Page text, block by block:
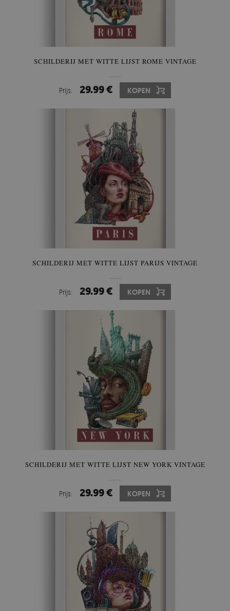
SCHILDERIJ MET WITTE LIJST ROME VINTAGE
Prijs: 29.99 € KOPEN
SCHILDERIJ MET WITTE LIJST PARIJS VINTAGE
Prijs: 29.99 € KOPEN
SCHILDERIJ MET WITTE LIJST NEW YORK VINTAGE
Prijs: 29.99 € KOPEN